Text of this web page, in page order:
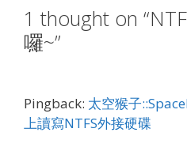
1 thought on
囉~”
Pingback: 太空猴子
上讀寫NTFS外接硬碟